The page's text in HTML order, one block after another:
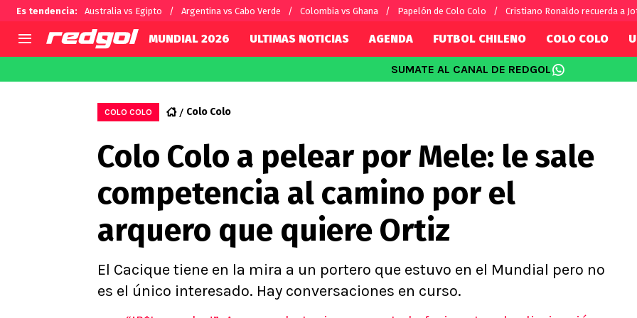
Es tendencia: Australia vs Egipto Argentina vs Cabo Verde Colombia vs Ghana Papelón de Colo Colo Cristiano Ronaldo recuerda a
Selección Chilena
U de Chile
U Católica
Campeonato Nacional
Primera B
Segunda División
Copa Chile
Supercopa Chile
Campeonato Femenino
Alexis Sánchez
Carlos Palacios
Chilenos por el mundo
Fútbol Argentino
Fútbol Brasileño
Conference
Ligue 1
MUNDIAL 2026 ULTIMAS NOTICIAS AGENDA FUTBOL CHILENO COLO COLO
SUMATE AL CANAL DE REDGOL
COLO COLO Colo Colo
Colo Colo a pelear por Mele: le sale
competencia al camino por el
arquero que quiere Ortiz
El Cacique tiene en la mira a un portero que estuvo en el Mundial pero no
es el único interesado. Hay conversaciones en curso.